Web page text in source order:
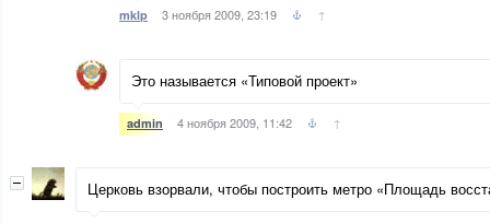
mklp 3 ноября 2009, 23:19 ↑
Это называется «Типовой проект»
admin 4 ноября 2009, 11:42 ↑
Церковь взорвали, чтобы построить метро «Площадь